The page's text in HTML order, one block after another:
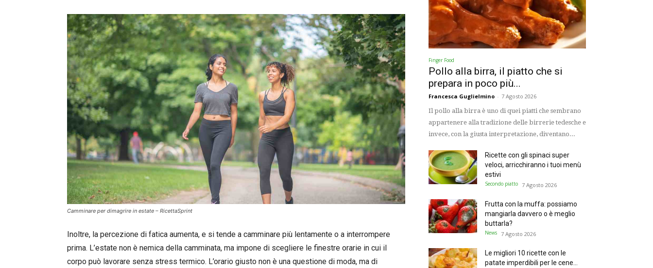
Camminare per dimagrire in estate – RicettaSprint
Inoltre, la percezione di fatica aumenta, e si tende a camminare più lentamente o a interrompere
prima. L’estate non è nemica della camminata, ma impone di scegliere le finestre orarie in cui il
corpo può lavorare senza stress termico. L’orario giusto non è una questione di moda, ma di
Finger Food
Pollo alla birra, il piatto che si
prepara in poco più...
Francesca Guglielmino - 7 Agosto 2026
Il pollo alla birra è uno di quei piatti che sembrano
appartenere alla tradizione delle birrerie tedesche e
invece, con la giusta interpretazione, diventano...
Ricette con gli spinaci super
veloci, arricchiranno i tuoi menù
estivi
Secondo piatto 7 Agosto 2026
Frutta con la muffa: possiamo
mangiarla davvero o è meglio
buttarla?
News 7 Agosto 2026
Le migliori 10 ricette con le
patate imperdibili per le cene...